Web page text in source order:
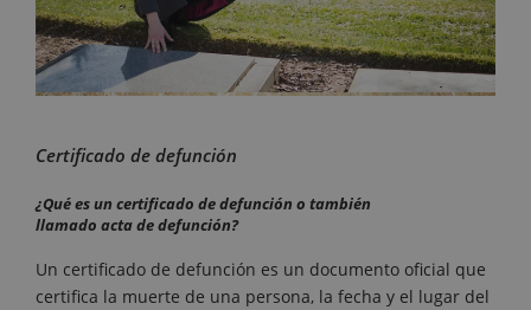
Certificado de defunción
¿Qué es un certificado de defunción o también
llamado acta de defunción?
Un certificado de defunción es un documento oficial que
certifica la muerte de una persona, la fecha y el lugar del